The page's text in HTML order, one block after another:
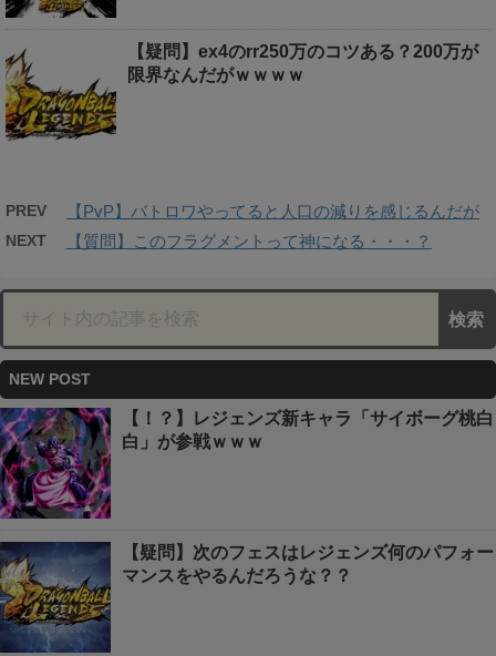
【疑問】ex4のrr250万のコツある？200万が
限界なんだがｗｗｗｗ
PREV 【PvP】バトロワやってると人口の減りを感じるんだが
NEXT 【質問】このフラグメントって神になる・・・？
NEW POST
【！？】レジェンズ新キャラ「サイボーグ桃白
白」が参戦ｗｗｗ
【疑問】次のフェスはレジェンズ何のパフォー
マンスをやるんだろうな？？